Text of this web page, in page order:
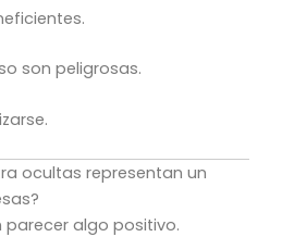
son peligrosas.
ocultas representan un
parecer algo positivo.